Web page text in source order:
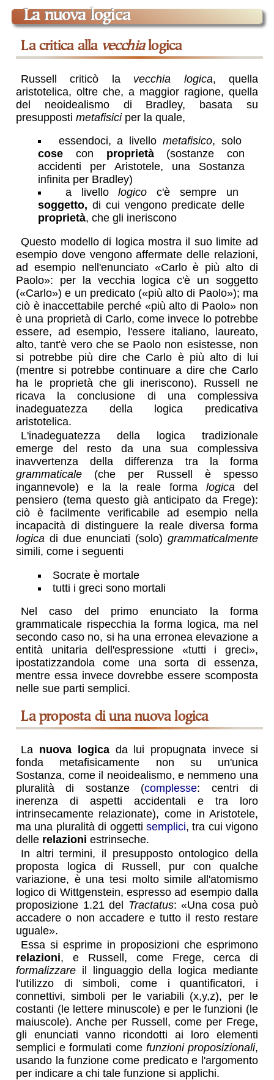
la nuova logica
la critica alla vecchialogica
Russell criticò la vecchia logica, quella
aristotelica, oltre che, a maggior ragione, quella
del neoidealismo di Bradley, basata su
presuppostimetafisiciper la quale,
essendoci, a livellometafisico, solo
cose con proprietà(sostanze con
accidenti per Aristotele, una Sostanza
infinita per Bradley)
a livellologico c'è sempre un
soggetto, di cui vengono predicate delle
proprietà, che gli ineriscono
Questo modello di logica mostra il suo limite ad
esempio dove vengono affermate delle relazioni,
ad esempio nell'enunciato «Carlo è più alto di
Paolo»: per la vecchia logica c'è un soggetto
(«Carlo») e un predicato («più alto di Paolo»); ma
ciò è inaccettabile perché «più alto di Paolo» non
è una proprietà di Carlo, come invece lo potrebbe
essere, ad esempio, l'essere italiano, laureato,
alto, tant'è vero che se Paolo non esistesse, non
si potrebbe più dire che Carlo è più alto di lui
(mentre si potrebbe continuare a dire che Carlo
ha le proprietà che gli ineriscono). Russell ne
ricava la conclusione di una complessiva
inadeguatezza della logica predicativa
aristotelica.
L'inadeguatezza della logica tradizionale
emerge del resto da una sua complessiva
inavvertenza della differenza tra la forma
grammaticale (che per Russell è spesso
ingannevole) e la la reale forma logica del
pensiero (tema questo già anticipato da Frege):
ciò è facilmente verificabile ad esempio nella
incapacità di distinguere la reale diversa forma
logica di due enunciati (solo) grammaticalmente
simili, come i seguenti
Socrate è mortale
tutti i greci sono mortali
Nel caso del primo enunciato la forma
grammaticale rispecchia la forma logica, ma nel
secondo caso no, si ha una erronea elevazione a
entità unitaria dell'espressione «tutti i greci»,
ipostatizzandola come una sorta di essenza,
mentre essa invece dovrebbe essere scomposta
nelle sue parti semplici.
la proposta di una nuova logica
La nuova logicada lui propugnata invece si
fonda metafisicamente non su un'unica
Sostanza, come il neoidealismo, e nemmeno una
pluralità di sostanze (complesse: centri di
inerenza di aspetti accidentali e tra loro
intrinsecamente relazionate), come in Aristotele,
ma una pluralità di oggetti semplici, tra cui vigono
delle relazioni estrinseche.
In altri termini, il presupposto ontologico della
proposta logica di Russell, pur con qualche
variazione, è una tesi molto simile all'atomismo
logico di Wittgenstein, espresso ad esempio dalla
proposizione 1.21 del Tractatus: «Una cosa può
accadere o non accadere e tutto il resto restare
uguale».
Essa si esprime in proposizioni che esprimono
relazioni, e Russell, come Frege, cerca di
formalizzare il linguaggio della logica mediante
l'utilizzo di simboli, come i quantificatori, i
connettivi, simboli per le variabili (x,y,z), per le
costanti (le lettere minuscole) e per le funzioni (le
maiuscole). Anche per Russell, come per Frege,
gli enunciati vanno ricondotti ai loro elementi
semplici e formulati come funzioni proposizionali,
usando la funzione come predicato e l'argomento
per indicare a chi tale funzione si applichi.